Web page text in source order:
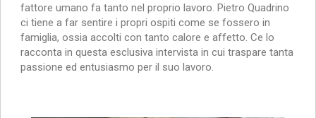
fattore umano fa tanto nel proprio lavoro. Pietro Quadrino
ci tiene a far sentire i propri ospiti come se fossero in
famiglia, ossia accolti con tanto calore e affetto. Ce lo
racconta in questa esclusiva intervista in cui traspare tanta
passione ed entusiasmo per il suo lavoro.